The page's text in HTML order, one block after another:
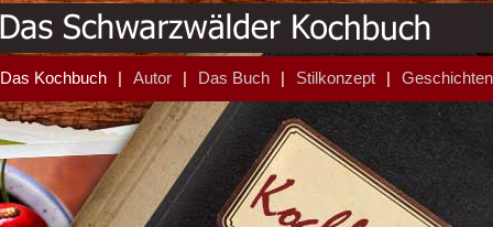
Das Kochbuch Autor Das Buch Stilkonzept Geschichten